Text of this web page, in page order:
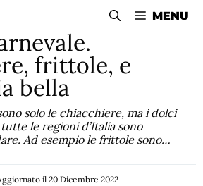
MENU
frittole, e
bella
solo le chiacchiere, ma i dolci
le regioni d’Italia sono
Ad esempio le frittole sono…
il 20 Dicembre 2022